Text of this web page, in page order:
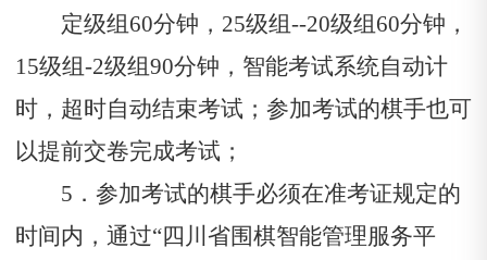
定级组60分钟，25级组--20级组60分钟，
15级组-2级组90分钟，智能考试系统自动计
时，超时自动结束考试；参加考试的棋手也可
以提前交卷完成考试；
5．参加考试的棋手必须在准考证规定的
时间内，通过“四川省围棋智能管理服务平